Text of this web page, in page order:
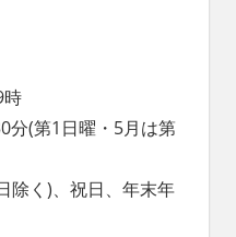
分(第1日曜・5月は第
除く)、祝日、年末年